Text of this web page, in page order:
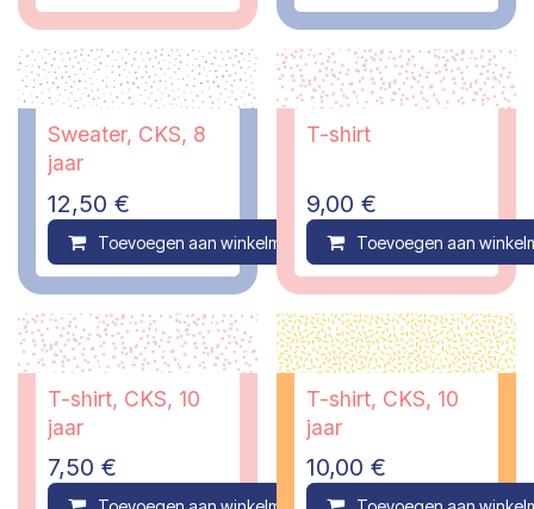
Sweater, CKS, 8
jaar
12,50 €
Toevoegen aan winkelmandje Compare
T-shirt
9,00 €
Toevoegen aan
T-shirt, CKS, 10
jaar
7,50 €
T-shirt, CKS, 10
jaar
10,00 €